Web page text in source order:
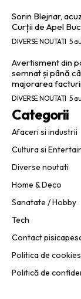
Sorin Blejnar,
Curții de Apel
DIVERSE NOUTATI 5
Avertisment din
semnat și până
majorarea
DIVERSE NOUTATI 5
Categorii
Afaceri si industrii
Cultura si
Diverse noutati
Home & Deco
Sanatate / Hobby
Tech
Contact
Politica de
Politică de